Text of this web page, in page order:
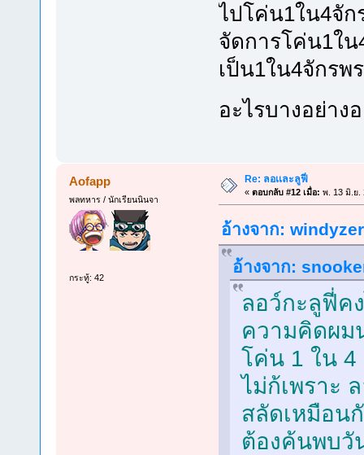
ไปโค่น1ใน4จั
จัดการโค่น1ใ
เป็น1ใน4จักรพ
อะไรบางอย่าง
Aofapp
พลทหาร / นักเรียนนินจา
กระทู้: 42
Re: ลอเเละลูฟี่
« ตอบกลับ #12 เมื่อ: พ. 13 มิ.ย.
อ้างจาก:
อ้างจาก:
ลอว์กะลูฟี่ค
ความคิดผม
โค่น 1 ใน 4
ไม่ก้เพราะ
สลัดเหมือน
ต้องค้นพบวั